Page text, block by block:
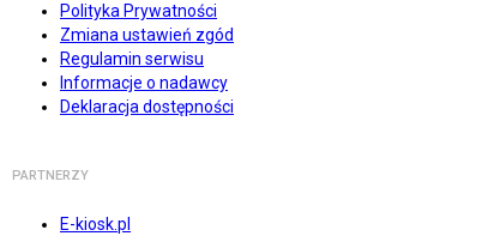
Polityka Prywatności
Zmiana ustawień zgód
Regulamin serwisu
Informacje o nadawcy
Deklaracja dostępności
PARTNERZY
E-kiosk.pl